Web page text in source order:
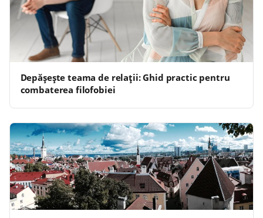
Depășește teama de relații: Ghid practic pentru
combaterea filofobiei